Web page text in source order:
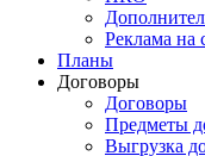
Реклама на
Планы
Договоры
Договоры
Предметы
Выгрузка